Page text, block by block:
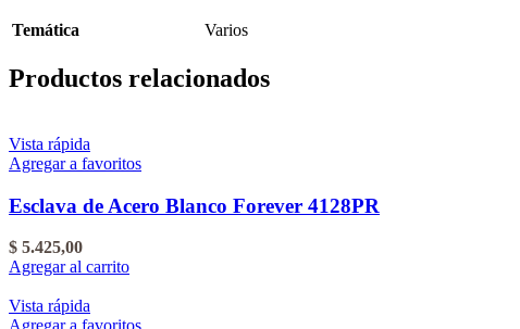
Temática Varios
Productos relacionados
Vista rápida
Agregar a favoritos
Esclava de Acero Blanco Forever 4128PR
$ 5.425,00
Agregar al carrito
Vista rápida